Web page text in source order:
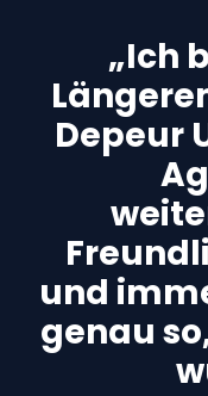
„Ich
Depeur
und
genau